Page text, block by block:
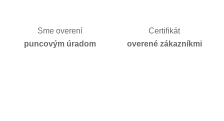
Sme overení
puncovým úradom
Certifikát
overené zákazníkmi